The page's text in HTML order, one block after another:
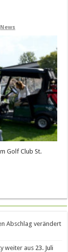
News
Golf Club St.
Abschlag verändert
weiter aus 23. Juli